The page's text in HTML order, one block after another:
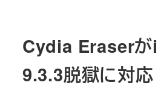
Cydia Eraserが
9.3.3脱獄に対応